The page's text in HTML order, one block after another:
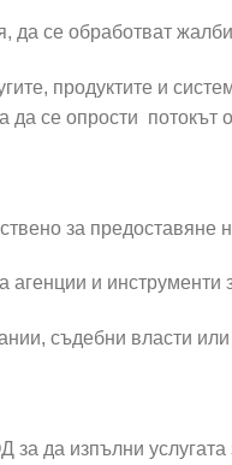
се обработват
продуктите и
се опрости потокът
за
и
съдебни власти
да изпълни